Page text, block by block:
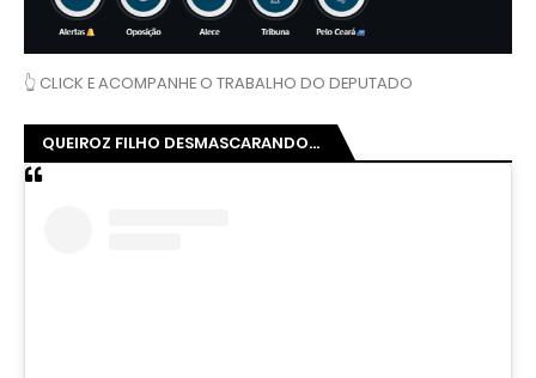
👆 CLICK E ACOMPANHE O TRABALHO DO DEPUTADO
QUEIROZ FILHO DESMASCARANDO...